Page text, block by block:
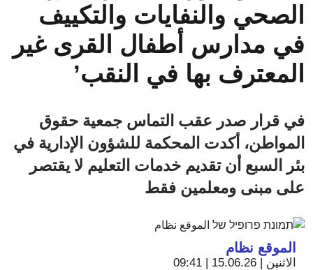
الصحي والنفايات والتكييف
في مدارس أطفال القرى غير
المعترف بها في النقب’
في قرار صدر عقب التماس جمعية حقوق
المواطن، أكدت المحكمة للشؤون الإدارية في
بئر السبع أن تقديم خدمات التعليم لا يقتصر
على مبنى ومعلمين فقط
الموقع نظام
الاثنين | 15.06.26 | 09:41